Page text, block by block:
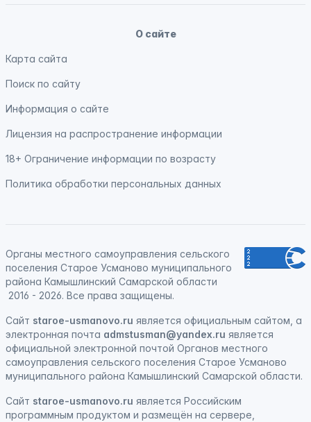
О сайте
Карта сайта
Поиск по сайту
Информация о сайте
Лицензия на распространение информации
18+ Ограничение информации по возрасту
Политика обработки персональных данных
Органы местного самоуправления сельского
поселения Старое Усманово муниципального
района Камышлинский Самарской области
2016 - 2026. Все права защищены.
Сайт staroe-usmanovo.ru является официальным сайтом, а
электронная почта admstusman@yandex.ru является
официальной электронной почтой Органов местного
самоуправления сельского поселения Старое Усманово
муниципального района Камышлинский Самарской области.
Сайт staroe-usmanovo.ru является Российским
программным продуктом и размещён на сервере,